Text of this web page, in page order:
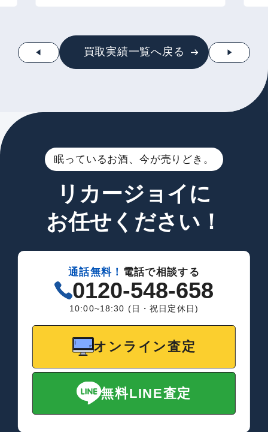
買取実績一覧へ戻る
眠っているお酒、今が売りどき。
リカージョイに
お任せください！
通話無料！ 電話で相談する
0120-548-658
10:00~18:30 (日・祝日定休日)
オンライン査定
無料LINE査定